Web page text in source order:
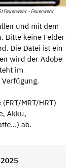
Feuerwehr - Feuerwehr
und mit dem
Bitte keine Felder
Die Datei ist ein
wird der Adobe
im
MRT/HRT)
Akku,
ab.